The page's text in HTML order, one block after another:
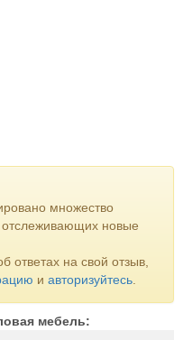
множество
отслеживающих новые
ответах на свой отзыв,
и авторизуйтесь
мебель: